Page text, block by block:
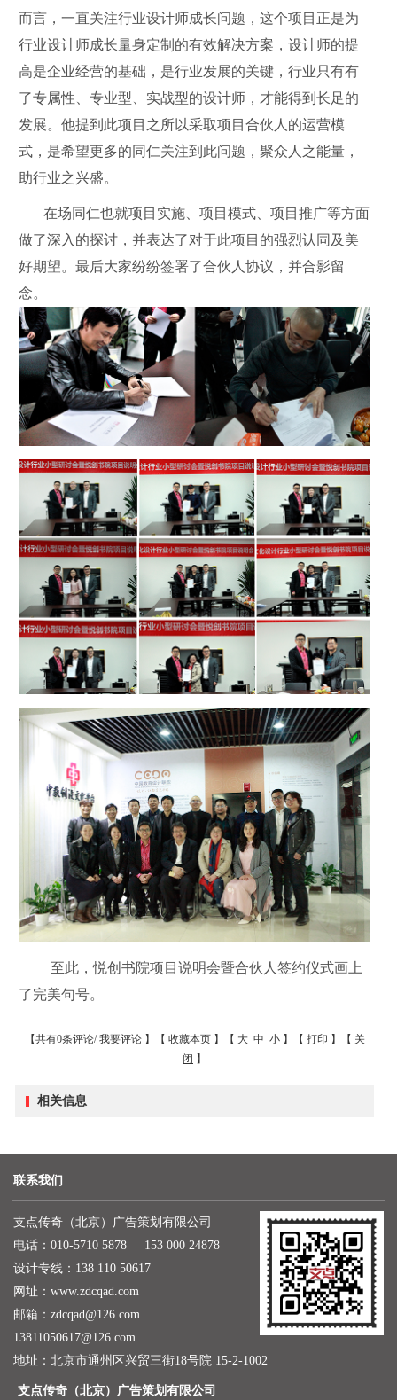
而言，一直关注行业设计师成长问题，这个项目正是为
行业设计师成长量身定制的有效解决方案，设计师的提
高是企业经营的基础，是行业发展的关键，行业只有有
了专属性、专业型、实战型的设计师，才能得到长足的
发展。他提到此项目之所以采取项目合伙人的运营模
式，是希望更多的同仁关注到此问题，聚众人之能量，
助行业之兴盛。
在场同仁也就项目实施、项目模式、项目推广等方面
做了深入的探讨，并表达了对于此项目的强烈认同及美
好期望。最后大家纷纷签署了合伙人协议，并合影留
念。
至此，悦创书院项目说明会暨合伙人签约仪式画上
了完美句号。
【共有0条评论/ 我要评论 】【 收藏本页 】【 大 中 小 】【 打印 】【 关
闭 】
相关信息
联系我们
支点传奇（北京）广告策划有限公司
电话：010-5710 5878 153 000 24878
设计专线：138 110 50617
网址：www.zdcqad.com
邮箱：zdcqad@126.com
13811050617@126.com
地址：北京市通州区兴贸三街18号院 15-2-1002
支点传奇（北京）广告策划有限公司